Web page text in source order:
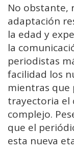
No obstante,
adaptación
la edad y
la
periodistas
facilidad los
mientras que
trayectoria el
complejo.
que el
esta nueva